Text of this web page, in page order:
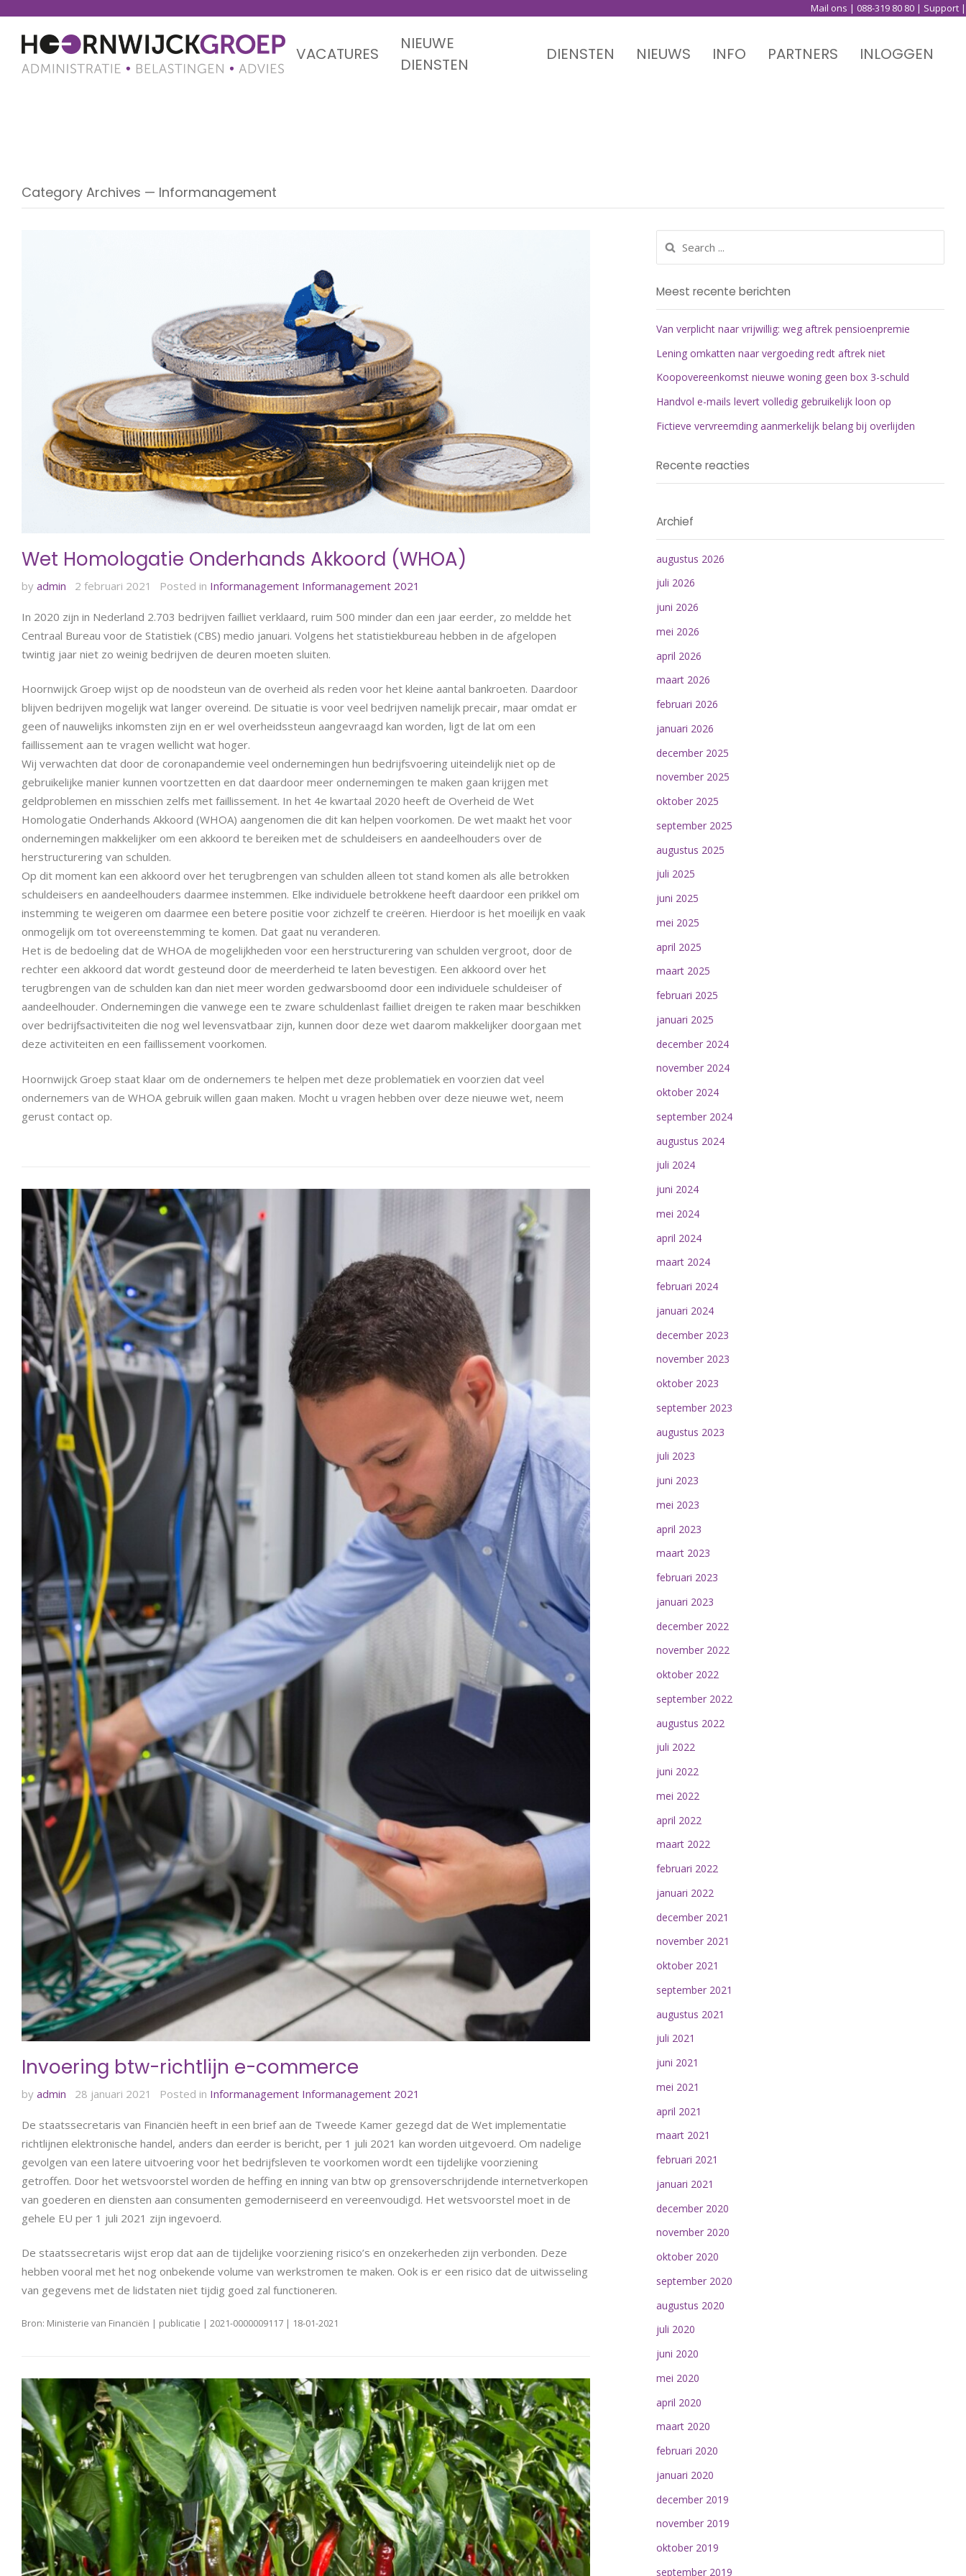
Mail ons | 088-319 80 80 | Support |
VACATURES
NIEUWE
DIENSTEN
DIENSTEN NIEUWS INFO PARTNERS INLOGGEN
Category Archives — Informanagement
Wet Homologatie Onderhands Akkoord (WHOA)
by admin 2 februari 2021 Posted in Informanagement Informanagement 2021
In 2020 zijn in Nederland 2.703 bedrijven failliet verklaard, ruim 500 minder dan een jaar eerder, zo meldde het
Centraal Bureau voor de Statistiek (CBS) medio januari. Volgens het statistiekbureau hebben in de afgelopen
twintig jaar niet zo weinig bedrijven de deuren moeten sluiten.
Hoornwijck Groep wijst op de noodsteun van de overheid als reden voor het kleine aantal bankroeten. Daardoor
blijven bedrijven mogelijk wat langer overeind. De situatie is voor veel bedrijven namelijk precair, maar omdat er
geen of nauwelijks inkomsten zijn en er wel overheidssteun aangevraagd kan worden, ligt de lat om een
faillissement aan te vragen wellicht wat hoger.
Wij verwachten dat door de coronapandemie veel ondernemingen hun bedrijfsvoering uiteindelijk niet op de
gebruikelijke manier kunnen voortzetten en dat daardoor meer ondernemingen te maken gaan krijgen met
geldproblemen en misschien zelfs met faillissement. In het 4e kwartaal 2020 heeft de Overheid de Wet
Homologatie Onderhands Akkoord (WHOA) aangenomen die dit kan helpen voorkomen. De wet maakt het voor
ondernemingen makkelijker om een akkoord te bereiken met de schuldeisers en aandeelhouders over de
herstructurering van schulden.
Op dit moment kan een akkoord over het terugbrengen van schulden alleen tot stand komen als alle betrokken
schuldeisers en aandeelhouders daarmee instemmen. Elke individuele betrokkene heeft daardoor een prikkel om
instemming te weigeren om daarmee een betere positie voor zichzelf te creëren. Hierdoor is het moeilijk en vaak
onmogelijk om tot overeenstemming te komen. Dat gaat nu veranderen.
Het is de bedoeling dat de WHOA de mogelijkheden voor een herstructurering van schulden vergroot, door de
rechter een akkoord dat wordt gesteund door de meerderheid te laten bevestigen. Een akkoord over het
terugbrengen van de schulden kan dan niet meer worden gedwarsboomd door een individuele schuldeiser of
aandeelhouder. Ondernemingen die vanwege een te zware schuldenlast failliet dreigen te raken maar beschikken
over bedrijfsactiviteiten die nog wel levensvatbaar zijn, kunnen door deze wet daarom makkelijker doorgaan met
deze activiteiten en een faillissement voorkomen.
Hoornwijck Groep staat klaar om de ondernemers te helpen met deze problematiek en voorzien dat veel
ondernemers van de WHOA gebruik willen gaan maken. Mocht u vragen hebben over deze nieuwe wet, neem
gerust contact op.
Invoering btw-richtlijn e-commerce
by admin 28 januari 2021 Posted in Informanagement Informanagement 2021
De staatssecretaris van Financiën heeft in een brief aan de Tweede Kamer gezegd dat de Wet implementatie
richtlijnen elektronische handel, anders dan eerder is bericht, per 1 juli 2021 kan worden uitgevoerd. Om nadelige
gevolgen van een latere uitvoering voor het bedrijfsleven te voorkomen wordt een tijdelijke voorziening
getroffen. Door het wetsvoorstel worden de heffing en inning van btw op grensoverschrijdende internetverkopen
van goederen en diensten aan consumenten gemoderniseerd en vereenvoudigd. Het wetsvoorstel moet in de
gehele EU per 1 juli 2021 zijn ingevoerd.
De staatssecretaris wijst erop dat aan de tijdelijke voorziening risico’s en onzekerheden zijn verbonden. Deze
hebben vooral met het nog onbekende volume van werkstromen te maken. Ook is er een risico dat de uitwisseling
van gegevens met de lidstaten niet tijdig goed zal functioneren.
Bron: Ministerie van Financiën | publicatie | 2021-0000009117 | 18-01-2021
Meest recente berichten
Van verplicht naar vrijwillig: weg aftrek pensioenpremie
Lening omkatten naar vergoeding redt aftrek niet
Koopovereenkomst nieuwe woning geen box 3-schuld
Handvol e-mails levert volledig gebruikelijk loon op
Fictieve vervreemding aanmerkelijk belang bij overlijden
Recente reacties
Archief
augustus 2026
juli 2026
juni 2026
mei 2026
april 2026
maart 2026
februari 2026
januari 2026
december 2025
november 2025
oktober 2025
september 2025
augustus 2025
juli 2025
juni 2025
mei 2025
april 2025
maart 2025
februari 2025
januari 2025
december 2024
november 2024
oktober 2024
september 2024
augustus 2024
juli 2024
juni 2024
mei 2024
april 2024
maart 2024
februari 2024
januari 2024
december 2023
november 2023
oktober 2023
september 2023
augustus 2023
juli 2023
juni 2023
mei 2023
april 2023
maart 2023
februari 2023
januari 2023
december 2022
november 2022
oktober 2022
september 2022
augustus 2022
juli 2022
juni 2022
mei 2022
april 2022
maart 2022
februari 2022
januari 2022
december 2021
november 2021
oktober 2021
september 2021
augustus 2021
juli 2021
juni 2021
mei 2021
april 2021
maart 2021
februari 2021
januari 2021
december 2020
november 2020
oktober 2020
september 2020
augustus 2020
juli 2020
juni 2020
mei 2020
april 2020
maart 2020
februari 2020
januari 2020
december 2019
november 2019
oktober 2019
september 2019